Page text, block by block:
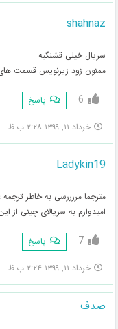
shahnaz
سریال خیلی قشنگیه
ممنون زود زیرنویس قسمت
6 پاسخ
خرداد ۱۱, ۱۳۹۹ ۲:۲۸ ب.ظ
Ladykin19
مترجما مررررسی به خاطر
امیدوارم به سریالای چینی از
7 پاسخ
خرداد ۱۱, ۱۳۹۹ ۲:۲۴ ب.ظ
صدف